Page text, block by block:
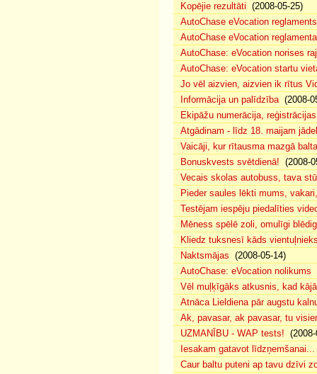
Kopējie rezultāti (2008-05-25)
AutoChase eVocation reglaments
AutoChase eVocation
AutoChase: eVocation norises
AutoChase: eVocation startu
Jo vēl aizvien, aizvien ik rītus
Informācija un palīdzība(2008-
Ekipāžu numerācija,
Atgādinam - līdz 18. maijam
Vaicāji, kur rītausma mazgā
Bonuskvests svētdienā! (2008-
Vecais skolas autobuss, tava
Pieder saules lēkti mums,
Testējam iespēju piedalīties
Mēness spēlē zoli, omulīgi
Kliedz tuksnesī kāds
Naktsmājas (2008-05-14)
AutoChase: eVocation nolikums
Vēl muļķīgāks atkusnis, kad
Atnāca Lieldiena pār augstu
Ak, pavasar, ak pavasar, tu
UZMANĪBU - WAP tests!
Iesakam gatavot līdzņemšanai...
Caur baltu puteni ap tavu dzīvi